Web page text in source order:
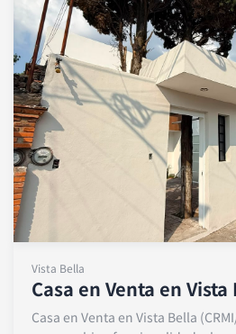
Vista Bella
Casa en Venta en
Casa en Venta en Vista Bella